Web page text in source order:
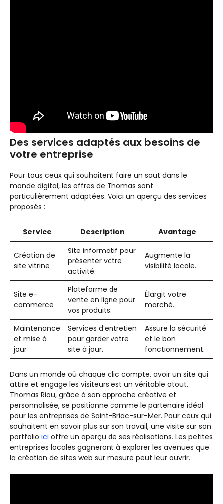
Des services adaptés aux besoins de
votre entreprise
Pour tous ceux qui souhaitent faire un saut dans le
monde digital, les offres de Thomas sont
particulièrement adaptées. Voici un aperçu des services
proposés :
Service Description Avantage
Création de
site vitrine
Site informatif pour
présenter votre
activité.
Augmente la
visibilité locale.
Site e-
commerce
Plateforme de
vente en ligne pour
vos produits.
Élargit votre
marché.
Maintenance
et mise à
jour
Services d’entretien
pour garder votre
site à jour.
Assure la sécurité
et le bon
fonctionnement.
Dans un monde où chaque clic compte, avoir un site qui
attire et engage les visiteurs est un véritable atout.
Thomas Riou, grâce à son approche créative et
personnalisée, se positionne comme le partenaire idéal
pour les entreprises de Saint-Briac-sur-Mer. Pour ceux qui
souhaitent en savoir plus sur son travail, une visite sur son
portfolio ici offre un aperçu de ses réalisations. Les petites
entreprises locales gagneront à explorer les avenues que
la création de sites web sur mesure peut leur ouvrir.